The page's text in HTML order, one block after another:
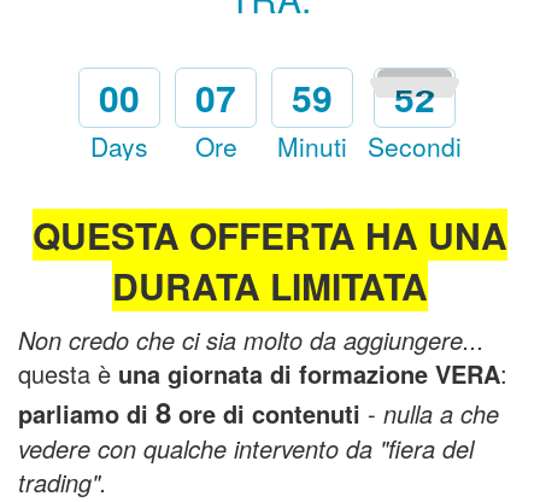
00
Days
07
Ore
59
Minuti
50
Secondi
QUESTA OFFERTA HA UNA
DURATA LIMITATA
Non credo che ci sia molto da aggiungere...
questa è una giornata di formazione VERA:
parliamo di 8 ore di contenuti - nulla a che
vedere con qualche intervento da "fiera del
trading".